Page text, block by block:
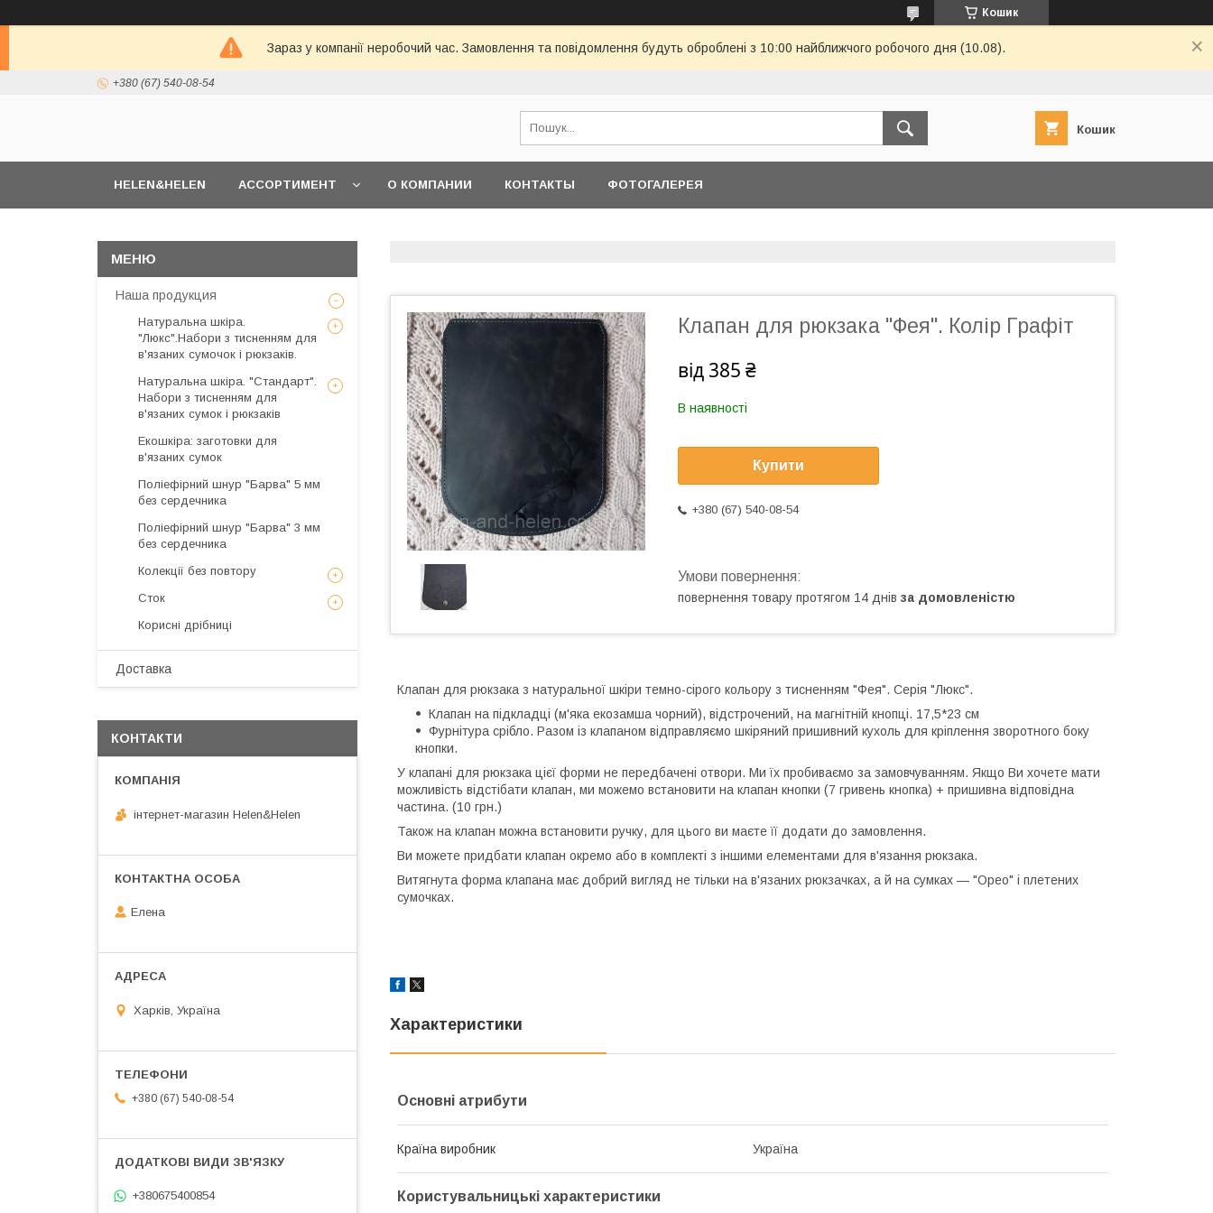
Кошик
Зараз у компанії неробочий час. Замовлення та повідомлення будуть оброблені з 10:00 найближчого робочого дня (10.08).
+380 (67) 540-08-54
Кошик
HELEN&HELEN АССОРТИМЕНТ О КОМПАНИИ КОНТАКТЫ ФОТОГАЛЕРЕЯ
Клапан для рюкзака "Фея". Колір Графіт
від 385 ₴
В наявності
Купити
+380 (67) 540-08-54
повернення товару протягом 14 днів за домовленістю
Клапан для рюкзака з натуральної шкіри темно-сірого кольору з тисненням "Фея". Серія "Люкс".
Клапан на підкладці (м'яка екозамша чорний), відстрочений, на магнітній кнопці. 17,5*23 см
Фурнітура срібло. Разом із клапаном відправляємо шкіряний пришивний кухоль для кріплення зворотного боку
кнопки.
У клапані для рюкзака цієї форми не передбачені отвори. Ми їх пробиваємо за замовчуванням. Якщо Ви хочете мати
можливість відстібати клапан, ми можемо встановити на клапан кнопки (7 гривень кнопка) + пришивна відповідна
частина. (10 грн.)
Також на клапан можна встановити ручку, для цього ви маєте її додати до замовлення.
Ви можете придбати клапан окремо або в комплекті з іншими елементами для в'язання рюкзака.
Витягнута форма клапана має добрий вигляд не тільки на в'язаних рюкзачках, а й на сумках — "Орео" і плетених
сумочках.
Характеристики
Основні атрибути
Країна виробник Україна
Користувальницькі характеристики
Наша продукция
Натуральна шкіра.
"Люкс".Набори з тисненням для
в'язаних сумочок і рюкзаків.
Натуральна шкіра. "Стандарт".
Набори з тисненням для
в'язаних сумок і рюкзаків
Екошкіра: заготовки для
в'язаних сумок
Поліефірний шнур "Барва" 5 мм
без сердечника
Поліефірний шнур "Барва" 3 мм
без сердечника
Колекції без повтору
Сток
Корисні дрібниці
Доставка
КОНТАКТИ
інтернет-магазин Helen&Helen
Елена
Харків, Україна
+380 (67) 540-08-54
+380675400854